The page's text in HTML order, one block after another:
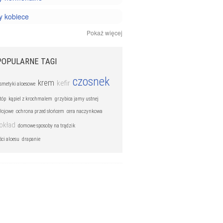
kobiece
nowotworowe
układu kostnego
układu krążenia
Pokaż więcej
TAGI
aloesowe krem kefir czosnek
kąpiel z krochmalem grzybica jamy ustnej
ochrona przed słońcem cera naczynkowa
domowe sposoby na trądzik
aloesu drapanie